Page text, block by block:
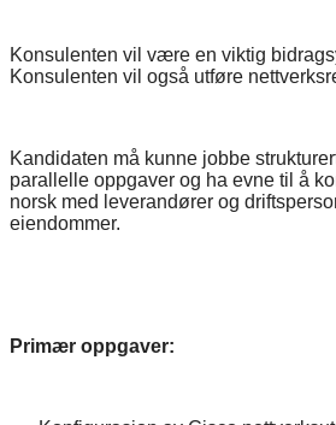
Konsulenten vil være en viktig
Konsulenten vil også utføre
Kandidaten må kunne jobbe
parallelle oppgaver og ha evne til å
norsk med leverandører og
eiendommer.
Primær oppgaver: